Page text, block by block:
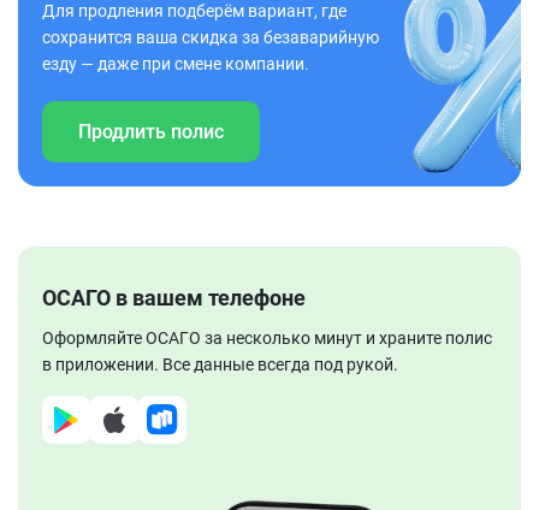
Для продления подберём вариант, где
сохранится ваша скидка за безаварийную
езду — даже при смене компании.
Продлить полис
ОСАГО в вашем телефоне
Оформляйте ОСАГО за несколько минут и храните полис
в приложении. Все данные всегда под рукой.